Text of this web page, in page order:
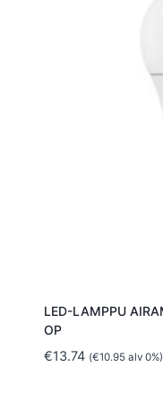
LED-LAMPPU
OP
€13.74 (€10.95alv 0%)